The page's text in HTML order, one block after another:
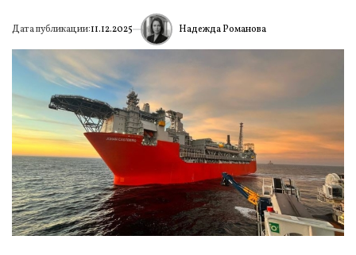
Дата публикации:11.12.2025 ИА Надежда Романова